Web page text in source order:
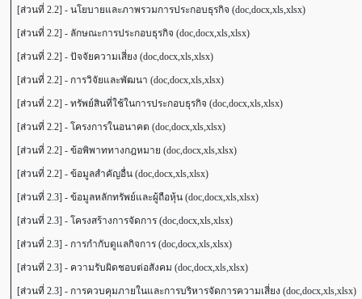
[ส่วนที่ 2.2] - นโยบายและภาพรวมการประกอบธุรกิจ (doc,docx,xls,xlsx)
[ส่วนที่ 2.2] - ลักษณะการประกอบธุรกิจ (doc,docx,xls,xlsx)
[ส่วนที่ 2.2] - ปัจจัยความเสี่ยง (doc,docx,xls,xlsx)
[ส่วนที่ 2.2] - การวิจัยและพัฒนา (doc,docx,xls,xlsx)
[ส่วนที่ 2.2] - ทรัพย์สินที่ใช้ในการประกอบธุรกิจ (doc,docx,xls,xlsx)
[ส่วนที่ 2.2] - โครงการในอนาคต (doc,docx,xls,xlsx)
[ส่วนที่ 2.2] - ข้อพิพาททางกฎหมาย (doc,docx,xls,xlsx)
[ส่วนที่ 2.2] - ข้อมูลสำคัญอื่น (doc,docx,xls,xlsx)
[ส่วนที่ 2.3] - ข้อมูลหลักทรัพย์และผู้ถือหุ้น (doc,docx,xls,xlsx)
[ส่วนที่ 2.3] - โครงสร้างการจัดการ (doc,docx,xls,xlsx)
[ส่วนที่ 2.3] - การกำกับดูแลกิจการ (doc,docx,xls,xlsx)
[ส่วนที่ 2.3] - ความรับผิดชอบต่อสังคม (doc,docx,xls,xlsx)
[ส่วนที่ 2.3] - การควบคุมภายในและการบริหารจัดการความเสี่ยง (doc,docx,xls,xlsx)